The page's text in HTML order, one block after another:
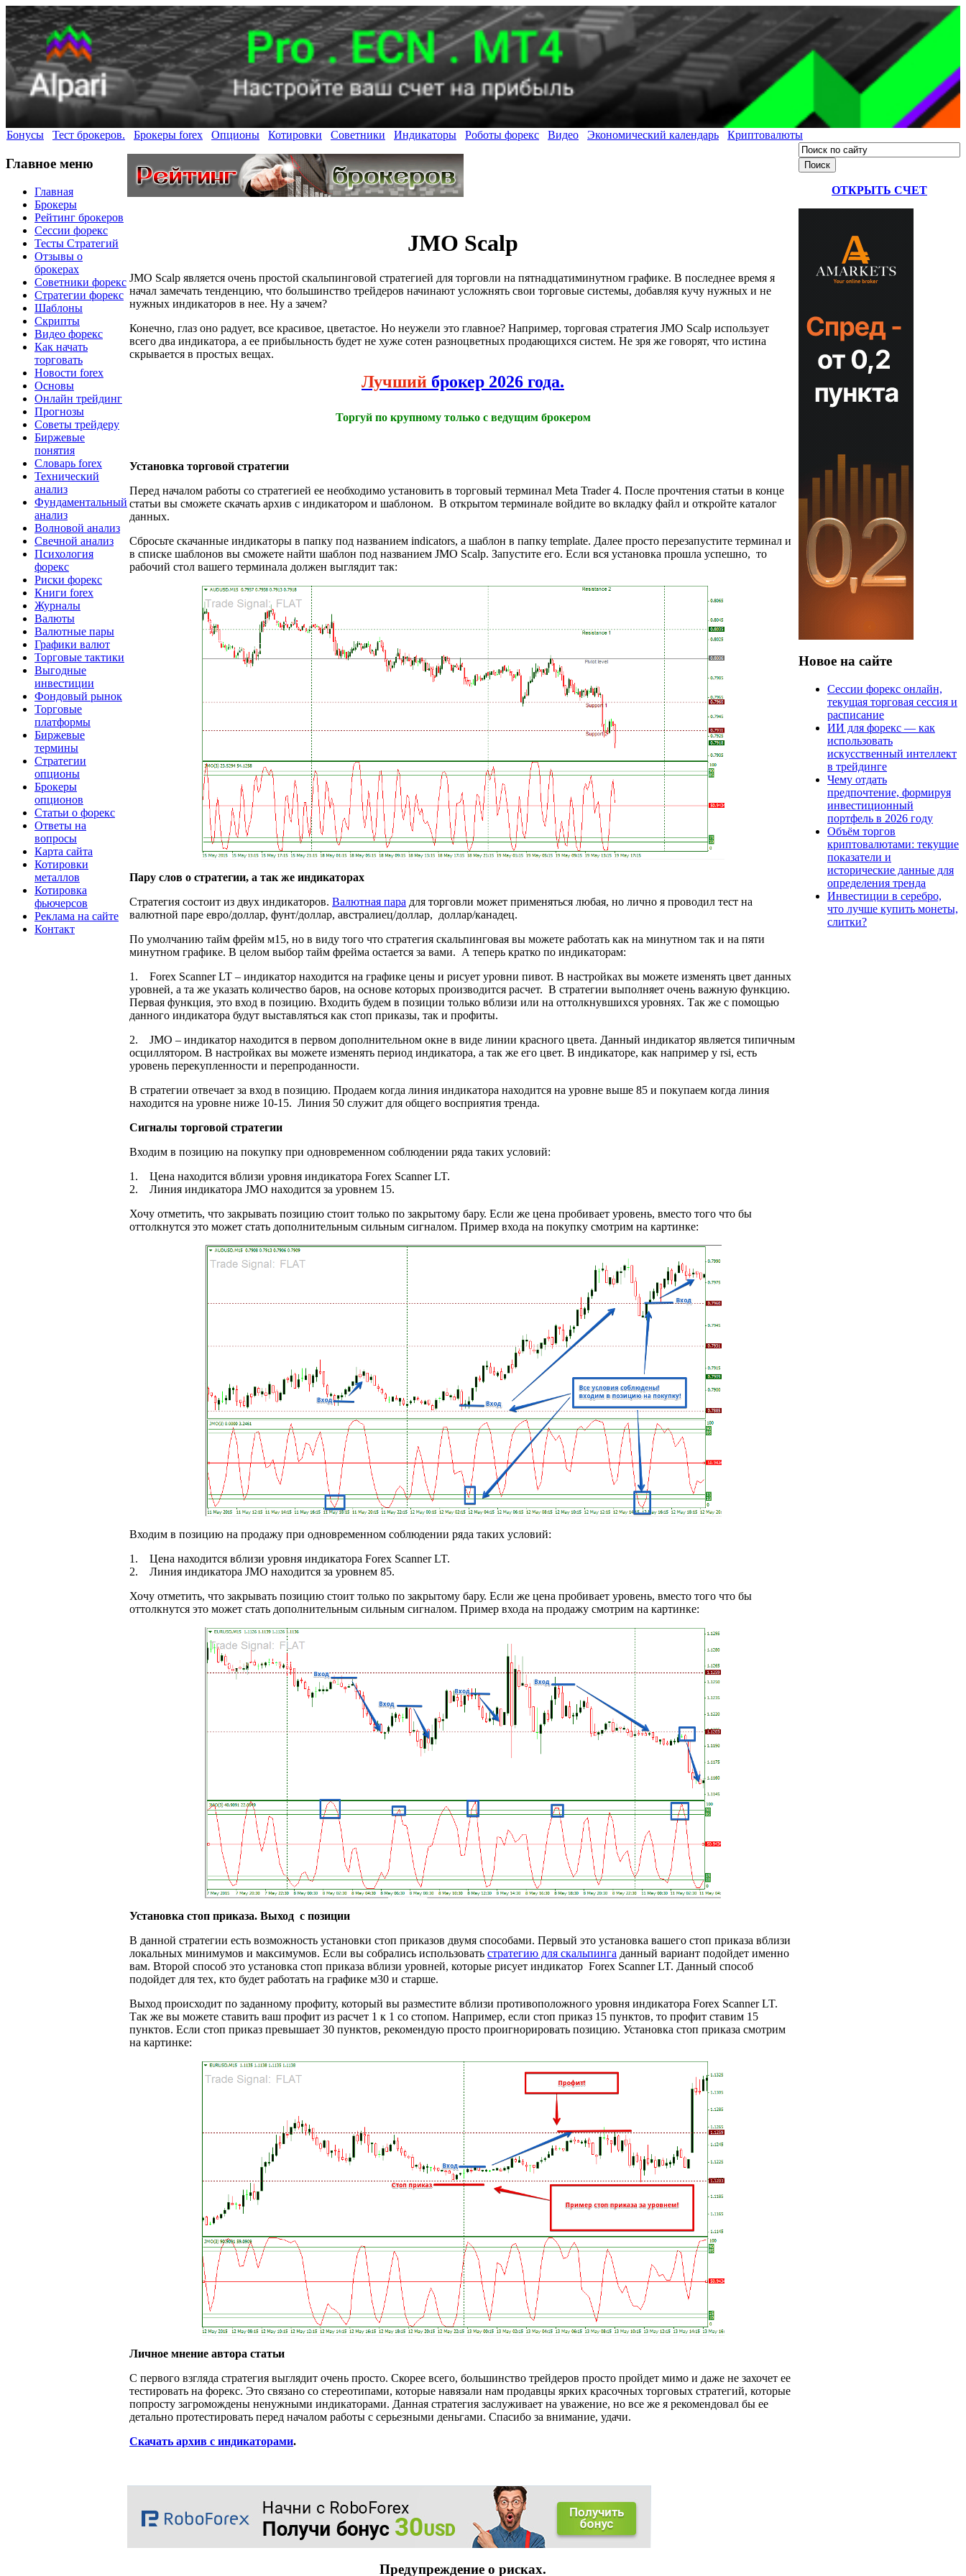
Бонусы Тест брокеров. Брокеры forex Опционы Котировки Советники Индикаторы Роботы форекс Видео Экономический календарь Криптовалюты
Главное меню
Главная
Брокеры
Рейтинг брокеров
Сессии форекс
Тесты Стратегий
Отзывы о
брокерах
Советники форекс
Стратегии форекс
Шаблоны
Скрипты
Видео форекс
Как начать
торговать
Новости forex
Основы
Онлайн трейдинг
Прогнозы
Советы трейдеру
Биржевые
понятия
Словарь forex
Технический
анализ
Фундаментальный
анализ
Волновой анализ
Свечной анализ
Психология
форекс
Риски форекс
Книги forex
Журналы
Валюты
Валютные пары
Графики валют
Торговые тактики
Выгодные
инвестиции
Фондовый рынок
Торговые
платформы
Биржевые
термины
Стратегии
опционы
Брокеры
опционов
Статьи о форекс
Ответы на
вопросы
Карта сайта
Котировки
металлов
Котировка
фьючерсов
Реклама на сайте
Контакт
JMO Scalp
JMO Scalp является очень простой скальпинговой стратегией для торговли на пятнадцатиминутном графике. В последнее время я
начал замечать тенденцию, что большинство трейдеров начинают усложнять свои торговые системы, добавляя кучу нужных и не
нужных индикаторов в нее. Ну а зачем?
Конечно, глаз оно радует, все красивое, цветастое. Но неужели это главное? Например, торговая стратегия JMO Scalp использует
всего два индикатора, а ее прибыльность будет не хуже сотен разноцветных продающихся систем. Не зря же говорят, что истина
скрывается в простых вещах.
Лучший брокер 2026 года.
Торгуй по крупному только с ведущим брокером
Установка торговой стратегии
Перед началом работы со стратегией ее необходимо установить в торговый терминал Meta Trader 4. После прочтения статьи в конце
статьи вы сможете скачать архив с индикатором и шаблоном. В открытом терминале войдите во вкладку файл и откройте каталог
данных.
Сбросьте скачанные индикаторы в папку под названием indicators, а шаблон в папку template. Далее просто перезапустите терминал и
в списке шаблонов вы сможете найти шаблон под названием JMO Scalp. Запустите его. Если вся установка прошла успешно, то
рабочий стол вашего терминала должен выглядит так:
Пару слов о стратегии, а так же индикаторах
Стратегия состоит из двух индикаторов. Валютная пара для торговли может применяться любая, но лично я проводил тест на
валютной паре евро/доллар, фунт/доллар, австралиец/доллар, доллар/канадец.
По умолчанию тайм фрейм м15, но в виду того что стратегия скальпинговая вы можете работать как на минутном так и на пяти
минутном графике. В целом выбор тайм фрейма остается за вами. А теперь кратко по индикаторам:
1. Forex Scanner LT – индикатор находится на графике цены и рисует уровни пивот. В настройках вы можете изменять цвет данных
уровней, а та же указать количество баров, на основе которых производится расчет. В стратегии выполняет очень важную функцию.
Первая функция, это вход в позицию. Входить будем в позиции только вблизи или на оттолкнувшихся уровнях. Так же с помощью
данного индикатора будут выставляться как стоп приказы, так и профиты.
2. JMO – индикатор находится в первом дополнительном окне в виде линии красного цвета. Данный индикатор является типичным
осциллятором. В настройках вы можете изменять период индикатора, а так же его цвет. В индикаторе, как например у rsi, есть
уровень перекупленности и перепроданности.
В стратегии отвечает за вход в позицию. Продаем когда линия индикатора находится на уровне выше 85 и покупаем когда линия
находится на уровне ниже 10-15. Линия 50 служит для общего восприятия тренда.
Сигналы торговой стратегии
Входим в позицию на покупку при одновременном соблюдении ряда таких условий:
1. Цена находится вблизи уровня индикатора Forex Scanner LT.
2. Линия индикатора JMO находится за уровнем 15.
Хочу отметить, что закрывать позицию стоит только по закрытому бару. Если же цена пробивает уровень, вместо того что бы
оттолкнутся это может стать дополнительным сильным сигналом. Пример входа на покупку смотрим на картинке:
Входим в позицию на продажу при одновременном соблюдении ряда таких условий:
1. Цена находится вблизи уровня индикатора Forex Scanner LT.
2. Линия индикатора JMO находится за уровнем 85.
Хочу отметить, что закрывать позицию стоит только по закрытому бару. Если же цена пробивает уровень, вместо того что бы
оттолкнутся это может стать дополнительным сильным сигналом. Пример входа на продажу смотрим на картинке:
Установка стоп приказа. Выход с позиции
В данной стратегии есть возможность установки стоп приказов двумя способами. Первый это установка вашего стоп приказа вблизи
локальных минимумов и максимумов. Если вы собрались использовать стратегию для скальпинга данный вариант подойдет именно
вам. Второй способ это установка стоп приказа вблизи уровней, которые рисует индикатор Forex Scanner LT. Данный способ
подойдет для тех, кто будет работать на графике м30 и старше.
Выход происходит по заданному профиту, который вы разместите вблизи противоположного уровня индикатора Forex Scanner LT.
Так же вы можете ставить ваш профит из расчет 1 к 1 со стопом. Например, если стоп приказ 15 пунктов, то профит ставим 15
пунктов. Если стоп приказ превышает 30 пунктов, рекомендую просто проигнорировать позицию. Установка стоп приказа смотрим
на картинке:
Личное мнение автора статьи
С первого взгляда стратегия выглядит очень просто. Скорее всего, большинство трейдеров просто пройдет мимо и даже не захочет ее
тестировать на форекс. Это связано со стереотипами, которые навязали нам продавцы ярких красочных торговых стратегий, которые
попросту загромождены ненужными индикаторами. Данная стратегия заслуживает на уважение, но все же я рекомендовал бы ее
детально протестировать перед началом работы с серьезными деньгами. Спасибо за внимание, удачи.
Скачать архив с индикаторами.
Предупреждение о рисках.
ОТКРЫТЬ СЧЕТ
Новое на сайте
Сессии форекс онлайн,
текущая торговая сессия и
расписание
ИИ для форекс — как
использовать
искусственный интеллект
в трейдинге
Чему отдать
предпочтение, формируя
инвестиционный
портфель в 2026 году
Объём торгов
криптовалютами: текущие
показатели и
исторические данные для
определения тренда
Инвестиции в серебро,
что лучше купить монеты,
слитки?